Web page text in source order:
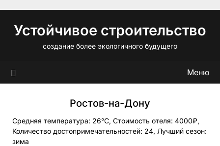
содержимому
Устойчивое строительство
создание более экологичного будущего
Меню
Ростов-на-Дону
Средняя температура: 26°C, Стоимость отеля: 4000₽,
Количество достопримечательностей: 24, Лучший сезон:
зима